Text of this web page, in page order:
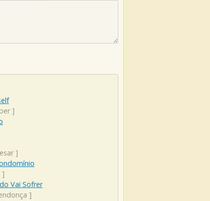
]
]
]
Vai Sofrer
]